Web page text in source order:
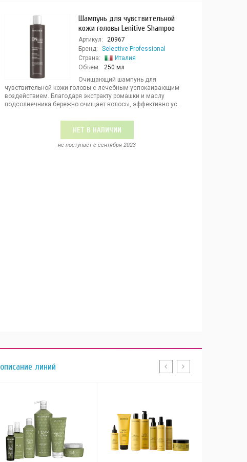
Шампунь для чувствительной
кожи головы Lenitive Shampoo
Артикул:
20967
Бренд:
Selective Professional
Страна:
Италия
Объем:
250 мл
Очищающий шампунь для
чувствительной кожи головы с лечебным успокаивающим
воздействием. Благодаря экстракту ромашки и маслу
подсолнечника бережно очищает волосы, эффективно ус...
НЕТ В НАЛИЧИИ
не поступает c сентября 2023
описание линий